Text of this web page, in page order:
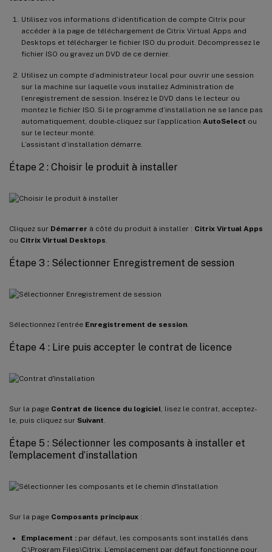
Utilisez vos informations d’identification de compte Citrix pour
accéder à la page de téléchargement de Citrix Virtual Apps and
Desktops et télécharger le fichier ISO du produit. Décompressez le
fichier ISO ou gravez un DVD de ce dernier.
Utilisez un compte d’administrateur local pour ouvrir une session
sur la machine sur laquelle vous installez Administration de
l’enregistrement de session. Insérez le DVD dans le lecteur ou
montez le fichier ISO. Si le programme d’installation ne se lance pas
automatiquement, double-cliquez sur l’application AutoSelect ou
sur le lecteur monté.
L’assistant d’installation démarre.
Étape 2 : Choisir le produit à installer
Cliquez sur Démarrer à côté du produit à installer : Citrix Virtual Apps
ou Citrix Virtual Desktops
Étape 3 : Sélectionner Enregistrement de session
Sélectionnez l’entrée Enregistrement de session
Étape 4 : Lire puis accepter le contrat de licence
Sur la page Contrat de licence du logiciel , lisez le contrat, acceptez-
le, puis cliquez sur Suivant
Étape 5 : Sélectionner les composants à installer et
l’emplacement d’installation
Sur la page Composants principaux :
Emplacement : par défaut, les composants sont installés dans
C:\Program Files\Citrix. L’emplacement par défaut fonctionne pour